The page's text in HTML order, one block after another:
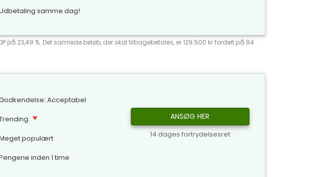
samme dag!
på 23,49 %. Det samlede beløb, der skal tilbagebetales, er 129.500 kr fordelt på 84
Acceptabel
populært
inden 1 time
ANSØG HER
14 dages fortrydelsesret